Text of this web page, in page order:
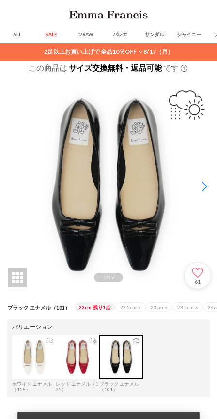
ALL SALE ’26AW バレエ サンダル シャイニー
2足以上お買い上げで 全品10％OFF ～8/17（月）
この商品は サイズ交換無料・返品可能です
1/17
61
ブラック エナメル（101） 22cm 残り1点 22.5cm × 23cm × 23.5cm ×
バリエーション
ホワイト エナメル
（158）
レッド エナメル（1
35）
ブラック エナメル
（101）